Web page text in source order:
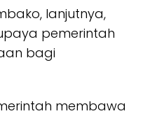
lanjutnya,
pemerintah
bagi
membawa